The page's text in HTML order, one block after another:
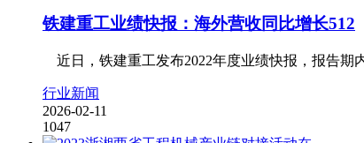
铁建重工业绩快报：海外营收同比增长512
近日，铁建重工发布2022年度业绩快报，报告期
行业新闻
2026-02-11
1047